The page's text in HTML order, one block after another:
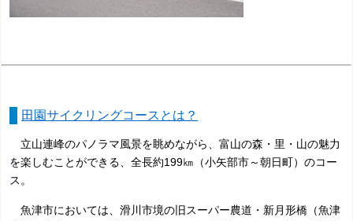
田園サイクリングコースとは？
立山連峰のパノラマ風景を眺めながら、富山の森・里・山の魅力
を楽しむことができる、全長約199㎞（小矢部市～朝日町）のコー
ス。
魚津市においては、滑川市境の旧スーパー農道・新月形橋（魚津